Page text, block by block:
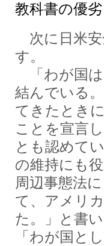
教科書の優
次に日米安
す。
「わが国は
結んでいる
てきたとき
ことを宣言
とも認めて
の維持にも
周辺事態法
て、アメリ
た。」と書
「わが国と